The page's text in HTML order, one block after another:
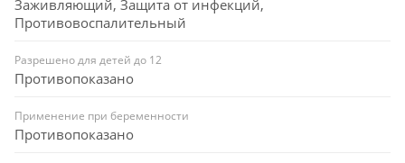
Заживляющий, Защита от инфекций,
Противовоспалительный
Разрешено для детей до 12
Противопоказано
Применение при беременности
Противопоказано